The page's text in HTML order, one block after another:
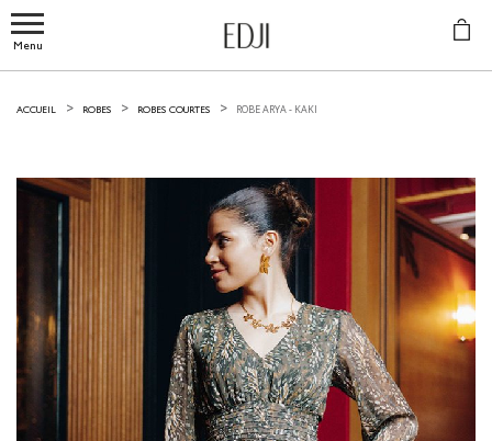
Menu
ACCUEIL ROBES ROBES COURTES ROBE ARYA - KAKI